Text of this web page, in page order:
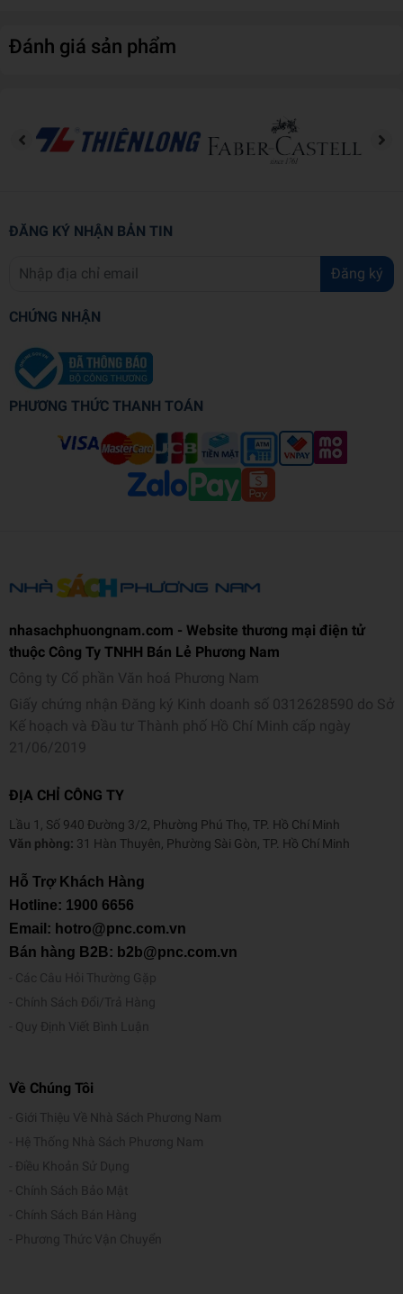
Kích thước (cm) 20.5 x 14.5 x 2.1
Đánh giá sản phẩm
ĐĂNG KÝ NHẬN BẢN TIN
Đăng ký
CHỨNG NHẬN
PHƯƠNG THỨC THANH TOÁN
nhasachphuongnam.com - Website thương mại điện tử
thuộc Công Ty TNHH Bán Lẻ Phương Nam
Công ty Cổ phần Văn hoá Phương Nam
Giấy chứng nhận Đăng ký Kinh doanh số 0312628590 do Sở
Kế hoạch và Đầu tư Thành phố Hồ Chí Minh cấp ngày
21/06/2019
ĐỊA CHỈ CÔNG TY
Lầu 1, Số 940 Đường 3/2, Phường Phú Thọ, TP. Hồ Chí Minh
Văn phòng: 31 Hàn Thuyên, Phường Sài Gòn, TP. Hồ Chí Minh
Hỗ Trợ Khách Hàng
Hotline: 1900 6656
Email: hotro@pnc.com.vn
Bán hàng B2B: b2b@pnc.com.vn
Các Câu Hỏi Thường Gặp
Chính Sách Đổi/Trả Hàng
Quy Định Viết Bình Luận
Về Chúng Tôi
Giới Thiệu Về Nhà Sách Phương Nam
Hệ Thống Nhà Sách Phương Nam
Điều Khoản Sử Dụng
Chính Sách Bảo Mật
Chính Sách Bán Hàng
Phương Thức Vận Chuyển